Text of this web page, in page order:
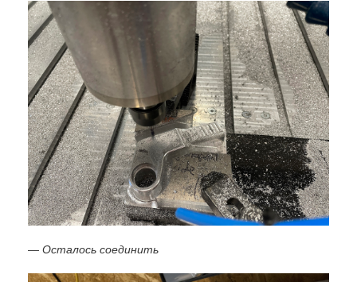
— Осталось соединить